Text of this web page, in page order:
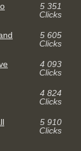
5 351
Clicks
5 605
Clicks
4 093
Clicks
4 824
Clicks
5 910
Clicks